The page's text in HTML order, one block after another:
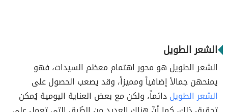
الشعر الطويل
الشعر الطويل هو محور اهتمام معظم السيدات، فهو
يمنحهن جمالاً إضافياً ومميزاً، وقد يصعب الحصول على
الشعر الطويلدائماً، ولكن مع بعض العناية اليومية يُمكن